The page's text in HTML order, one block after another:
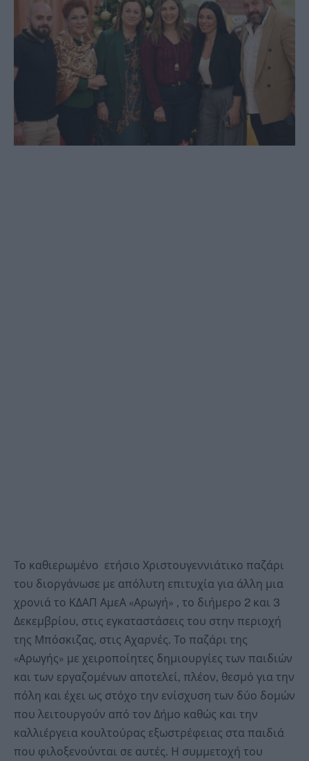
Το καθιερωμένο ετήσιο Χριστουγεννιάτικο παζάρι
του διοργάνωσε με απόλυτη επιτυχία για άλλη μια
χρονιά το ΚΔΑΠ ΑμεΑ «Αρωγή» , το διήμερο 2 και 3
Δεκεμβρίου, στις εγκαταστάσεις του στην περιοχή
της Μπόσκιζας, στις Αχαρνές. Το παζάρι της
«Αρωγής» με χειροποίητες δημιουργίες των παιδιών
και των εργαζομένων αποτελεί, πλέον, θεσμό για την
πόλη και έχει ως στόχο την ενίσχυση των δύο δομών
που λειτουργούν από τον Δήμο καθώς και την
καλλιέργεια κουλτούρας εξωστρέφειας στα παιδιά
που φιλοξενούνται σε αυτές. Η συμμετοχή του